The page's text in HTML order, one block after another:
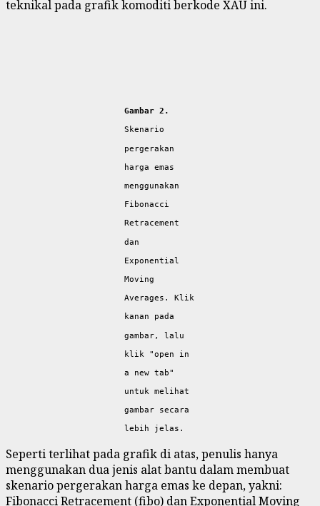
teknikal pada grafik komoditi berkode XAU ini.
Gambar 2.
Skenario
pergerakan
harga emas
menggunakan
Fibonacci
Retracement
dan
Exponential
Moving
Averages. Klik
kanan pada
gambar, lalu
klik "open in
a new tab"
untuk melihat
gambar secara
lebih jelas.
Seperti terlihat pada grafik di atas, penulis hanya
menggunakan dua jenis alat bantu dalam membuat
skenario pergerakan harga emas ke depan, yakni:
Fibonacci Retracement (fibo) dan Exponential Moving